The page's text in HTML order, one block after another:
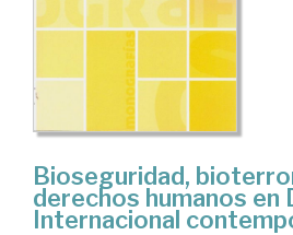
Bioseguridad,
derechos humanos en
Internacional